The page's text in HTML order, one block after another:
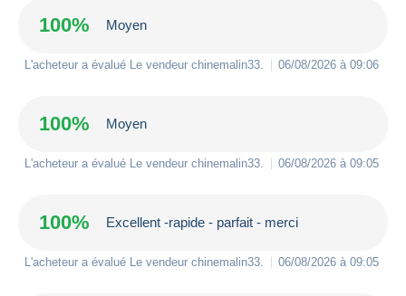
100% Moyen
L'acheteur a évalué Le vendeur chinemalin33 06/08/2026 à 09:06
100% Moyen
L'acheteur a évalué Le vendeur chinemalin33 06/08/2026 à 09:05
100% Excellent -rapide - parfait - merci
L'acheteur a évalué Le vendeur chinemalin33 06/08/2026 à 09:05